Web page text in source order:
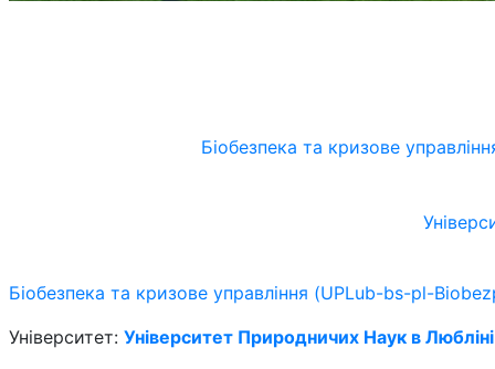
Біобезпека та кризове
Біобезпека та кризове управління (UPLub-bs-pl-
Університет: Університет Природничих Наук в Любліні